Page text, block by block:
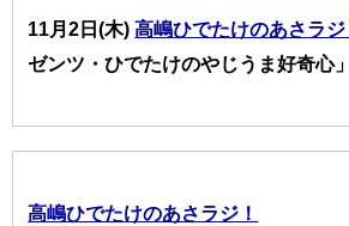
11月2日(木)高嶋ひでたけのあさラジ
ゼンツ・ひでたけのやじうま好奇心
高嶋ひでたけのあさラジ！